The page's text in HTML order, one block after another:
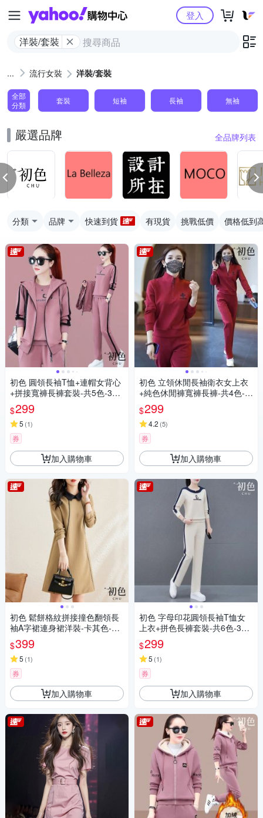
Yahoo購物中心
洋裝/套裝
登入
流行女裝 洋裝/套裝
全部
分類
套裝 短袖 長袖 無袖
嚴選品牌 全品牌列表
分類 品牌 快速到貨 有現貨 挑戰低價 價格低到
初色 圓領長袖T恤+連帽女背心
+拼接寬褲長褲套裝-共5色-396
31(M-4XL可選)
$299
5 (1)
券
加入購物車
初色 鬆餅格紋拼接撞色翻領長
袖A字裙連身裙洋裝-卡其色-31
089(M-2XL可選)
$399
5 (1)
券
加入購物車
初色 立領休閒長袖衛衣女上衣
+純色休閒褲寬褲長褲-共4色-3
9627(M-4XL可選)
$299
4.2 (5)
券
加入購物車
初色 字母印花圓領長袖T恤女
上衣+拼色長褲套裝-共6色-396
42(M-3XL可選)
$299
5 (1)
券
加入購物車